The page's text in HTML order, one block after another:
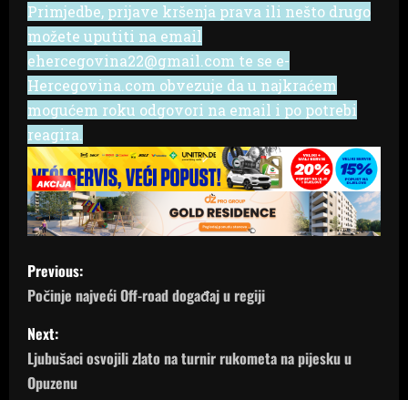
Primjedbe, prijave kršenja prava ili nešto drugo
možete uputiti na email
ehercegovina22@gmail.com te se e-
Hercegovina.com obvezuje da u najkraćem
mogućem roku odgovori na email i po potrebi
reagira.
P
o
s
t
Previous:
Počinje najveći Off-road događaj u regiji
Next:
Ljubušaci osvojili zlato na turnir rukometa na pijesku u
Opuzenu